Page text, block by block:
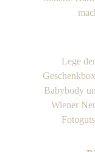
Lege
Babybody
Wiener